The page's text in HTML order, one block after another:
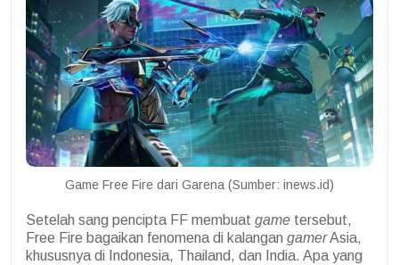
Game Free Fire dari Garena (Sumber: inews.id)
Setelah sang pencipta FF membuat game tersebut,
Free Fire bagaikan fenomena di kalangan gamerAsia,
khususnya di Indonesia, Thailand, dan India. Apa yang